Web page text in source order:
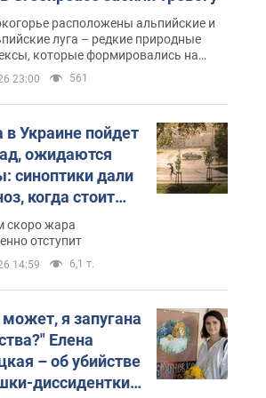
расположены альпийские и
луга – редкие природные
которые формировались на
сотен лет
23:00 561
Украине пойдет
ожидаются
синоптики дали
когда стоит
изменения
скоро жара
отступит
14:59 6,1 т.
я запугана
Елена
– об убийстве
диссидентки